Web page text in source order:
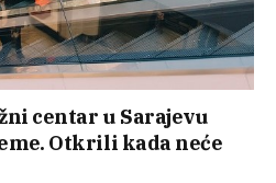
centar u Sarajevu
Otkrili kada neće